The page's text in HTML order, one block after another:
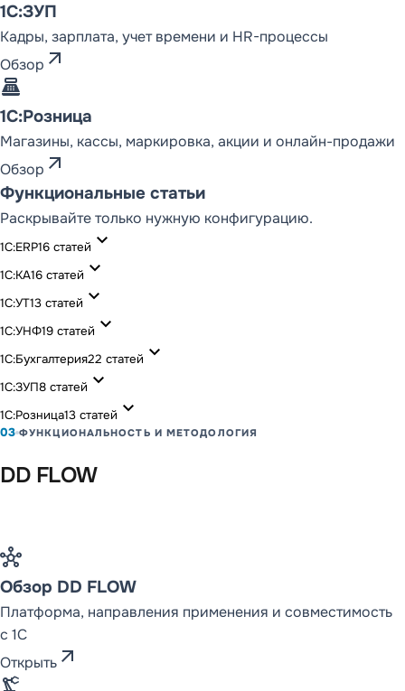
1С:ЗУП
Кадры, зарплата, учет времени и HR-процессы
Обзор arrow_outward
point_of_sale
1С:Розница
Магазины, кассы, маркировка, акции и онлайн-продажи
Обзор arrow_outward
Функциональные статьи
Раскрывайте только нужную конфигурацию.
1С:ERP16 статей expand_more
1С:КА16 статей expand_more
1С:УТ13 статей expand_more
1С:УНФ19 статей expand_more
1С:Бухгалтерия22 статей expand_more
1С:ЗУП8 статей expand_more
1С:Розница13 статей expand_more
03 ФУНКЦИОНАЛЬНОСТЬ И МЕТОДОЛОГИЯ
DD FLOW
hub
Обзор DD FLOW
Платформа, направления применения и совместимость
с 1С
Открыть arrow_outward
precision_manufacturing